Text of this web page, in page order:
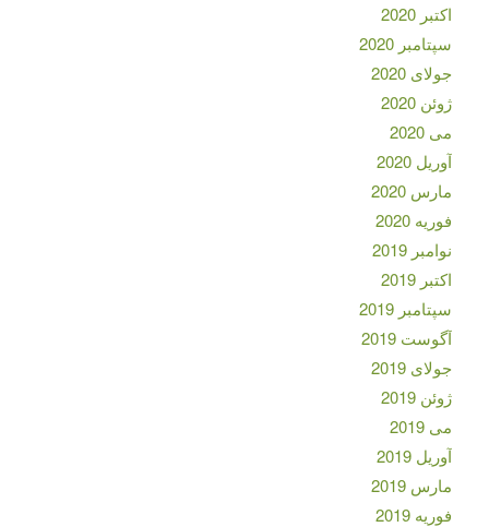
اکتبر 2020
سپتامبر 2020
جولای 2020
ژوئن 2020
می 2020
آوریل 2020
مارس 2020
فوریه 2020
نوامبر 2019
اکتبر 2019
سپتامبر 2019
آگوست 2019
جولای 2019
ژوئن 2019
می 2019
آوریل 2019
مارس 2019
فوریه 2019